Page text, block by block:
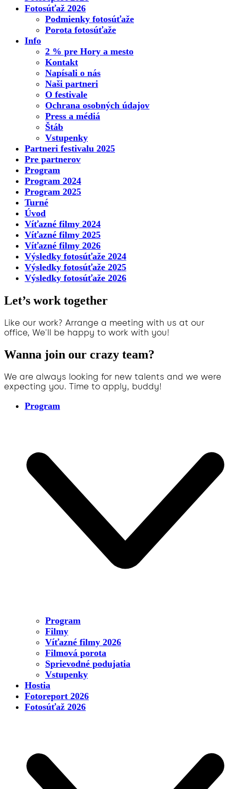
Fotosúťaž 2026
Podmienky fotosúťaže
Porota fotosúťaže
Info
2 % pre Hory a mesto
Kontakt
Napísali o nás
Naši partneri
O festivale
Ochrana osobných údajov
Press a médiá
Štáb
Vstupenky
Partneri festivalu 2025
Pre partnerov
Program
Program 2024
Program 2025
Turné
Úvod
Víťazné filmy 2024
Víťazné filmy 2025
Víťazné filmy 2026
Výsledky fotosúťaže 2024
Výsledky fotosúťaže 2025
Výsledky fotosúťaže 2026
Let’s work together
Like our work? Arrange a meeting with us at our
office, We'll be happy to work with you!
Wanna join our crazy team?
We are always looking for new talents and we were
expecting you. Time to apply, buddy!
Program
Program
Filmy
Víťazné filmy 2026
Filmová porota
Sprievodné podujatia
Vstupenky
Hostia
Fotoreport 2026
Fotosúťaž 2026